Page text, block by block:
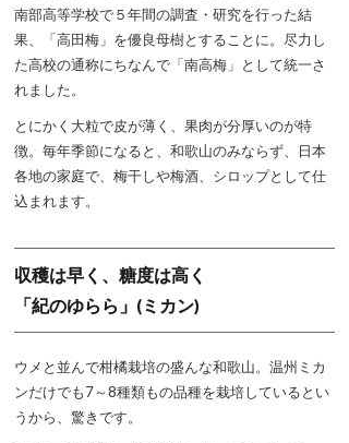
南部高等学校で５年間の調査・研究を行った結
果、「高田梅」を優良母樹とすることに。尽力し
た高校の通称にちなんで「南高梅」として統一さ
れました。
とにかく大粒で皮が薄く、果肉が分厚いのが特
徴。毎年季節になると、和歌山のみならず、日本
各地の家庭で、梅干しや梅酒、シロップとして仕
込まれます。
収穫は早く、糖度は高く
「紀のゆらら」(ミカン)
ウメと並んで柑橘栽培の盛んな和歌山。温州ミカ
ンだけでも7～8種類もの品種を栽培しているとい
うから、驚きです。